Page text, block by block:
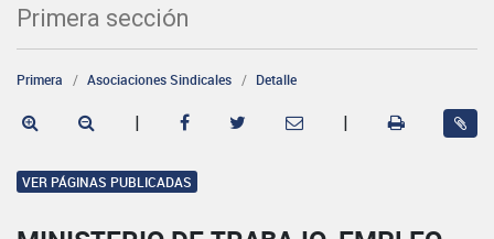
Primera sección
Primera Asociaciones Sindicales Detalle
| |
VER PÁGINAS PUBLICADAS